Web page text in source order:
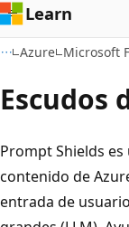
Learn
Azure Microsoft
Escudos
Prompt Shields
contenido de
entrada de